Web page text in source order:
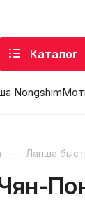
Каталог
Nongshim
— Лапша